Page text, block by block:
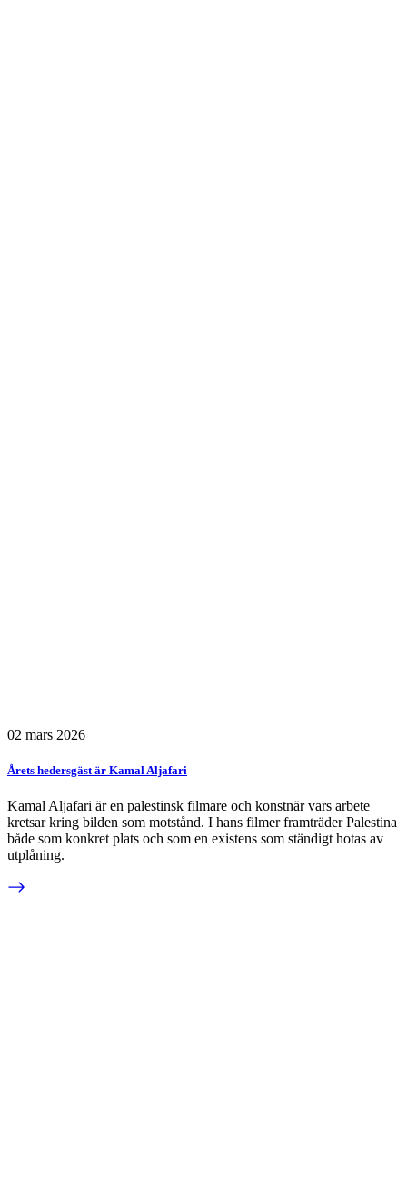
02 mars 2026
Årets hedersgäst är Kamal Aljafari
Kamal Aljafari är en palestinsk filmare och konstnär vars arbete
kretsar kring bilden som motstånd. I hans filmer framträder Palestina
både som konkret plats och som en existens som ständigt hotas av
utplåning.